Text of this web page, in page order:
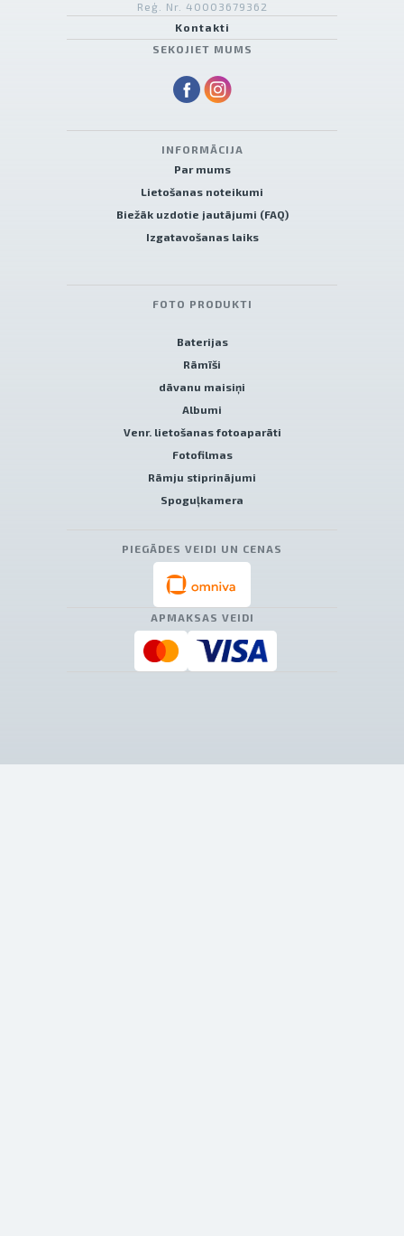
Reģ. Nr. 40003679362
Kontakti
SEKOJIET MUMS
INFORMĀCIJA
Par mums
Lietošanas noteikumi
Biežāk uzdotie jautājumi (FAQ)
Izgatavošanas laiks
FOTO PRODUKTI
Baterijas
Rāmīši
dāvanu maisiņi
Albumi
Venr. lietošanas fotoaparāti
Fotofilmas
Rāmju stiprinājumi
Spoguļkamera
PIEGĀDES VEIDI UN CENAS
APMAKSAS VEIDI